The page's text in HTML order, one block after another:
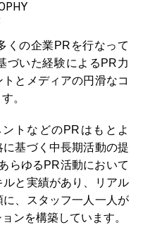
くの企業PRを行なって
づいた経験によるPR力
とメディアの円滑なコ
。
トなどのPRはもとよ
基づく中長期活動の提
らゆるPR活動において
と実績があり、リアル
、スタッフ一人一人が
ンを構築しています。